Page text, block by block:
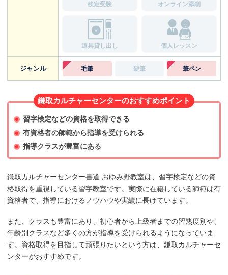
検定受験 オンライン添削
道具貸し出し 個人レッスン
ジャンル 毛筆 硬筆 筆ペン
鎌取カルチャーセンターのおすすめポイント
習字検定などの資格を取得できる
有資格者の師範から指導を受けられる
指導クラスが豊富にある
鎌取カルチャーセンター書道 おゆみ野教室は、習字検定などの資
格取得を重視している習字教室です。実際に在籍している師範は有
資格者で、指導におけるノウハウや実績に長けています。
また、クラスも豊富にあり、初心者から上級者までの習熟度別や、
年齢別クラスなど多くの方が指導を受けられるようになっていま
す。資格取得を目指して頑張りたいという方は、鎌取カルチャーセ
ンターがおすすめです。